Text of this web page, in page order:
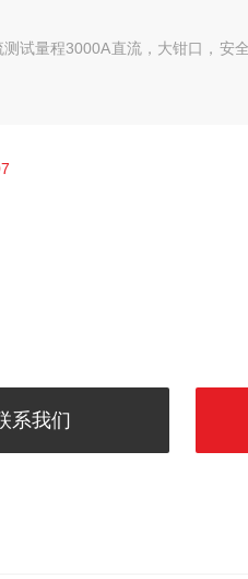
试量程3000A直流，大钳口，安
系我们